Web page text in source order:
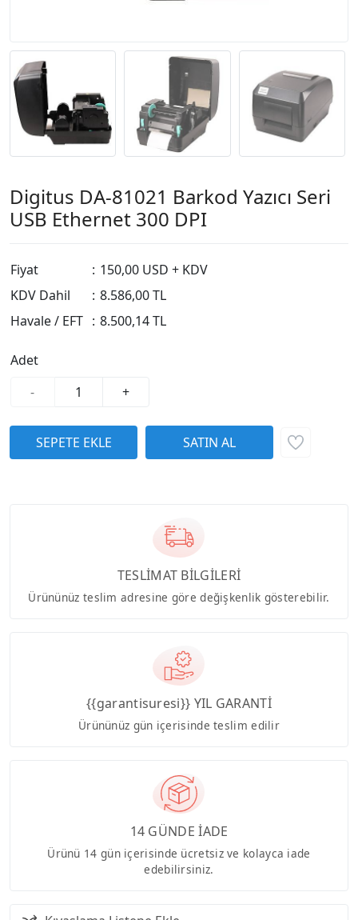
Digitus DA-81021 Barkod Yazıcı Seri
USB Ethernet 300 DPI
Fiyat : 150,00 USD + KDV
KDV Dahil
: 8.586,00 TL
Havale / EFT : 8.500,14 TL
Adet
-
+
TESLİMAT BİLGİLERİ
Ürününüz teslim adresine göre değişkenlik gösterebilir.
{{garantisuresi}} YIL GARANTİ
Ürününüz gün içerisinde teslim edilir
14 GÜNDE İADE
Ürünü 14 gün içerisinde ücretsiz ve kolayca iade
edebilirsiniz.